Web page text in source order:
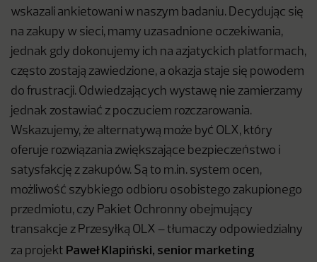
wskazali ankietowani w naszym badaniu. Decydując się
na zakupy w sieci, mamy uzasadnione oczekiwania,
jednak gdy dokonujemy ich na azjatyckich platformach,
często zostają zawiedzione, a okazja staje się powodem
do frustracji. Odwiedzających wystawę nie zamierzamy
jednak zostawiać z poczuciem rozczarowania.
Wskazujemy, że alternatywą może być OLX, który
oferuje rozwiązania zwiększające bezpieczeństwo i
satysfakcję z zakupów. Są to m.in. system ocen,
możliwość szybkiego odbioru osobistego zakupionego
przedmiotu, czy Pakiet Ochronny obejmujący
transakcje z Przesyłką OLX – tłumaczy odpowiedzialny
za projekt Paweł Klapiński, senior marketing